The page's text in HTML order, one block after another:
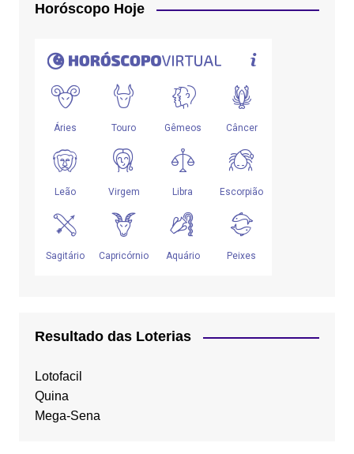
Horóscopo Hoje
Resultado das Loterias
Lotofacil
Quina
Mega-Sena